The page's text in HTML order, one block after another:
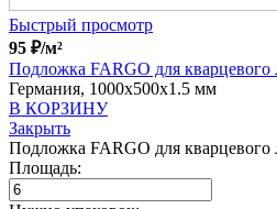
Быстрый просмотр
95 ₽/м²
Подложка FARGO для кварцевого
Германия, 1000x500x1.5 мм
В КОРЗИНУ
Закрыть
Подложка FARGO для кварцевого
Площадь: